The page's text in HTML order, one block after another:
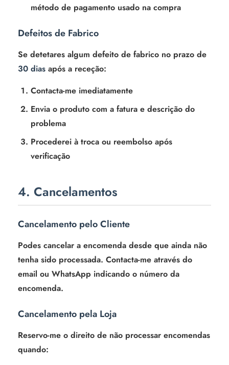
método de pagamento usado na compra
Defeitos de Fabrico
Se detetares algum defeito de fabrico no prazo de
30 dias após a receção:
Contacta-me imediatamente
Envia o produto com a fatura e descrição do
problema
Procederei à troca ou reembolso após
verificação
4. Cancelamentos
Cancelamento pelo Cliente
Podes cancelar a encomenda desde que ainda não
tenha sido processada. Contacta-me através do
email ou WhatsApp indicando o número da
encomenda.
Cancelamento pela Loja
Reservo-me o direito de não processar encomendas
quando: